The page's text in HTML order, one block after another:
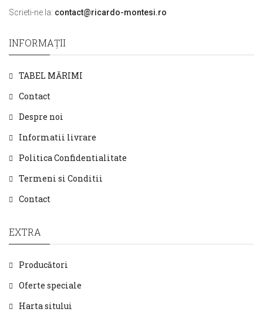
Scrieti-ne la: contact@ricardo-montesi.ro
INFORMAŢII
TABEL MĂRIMI
Contact
Despre noi
Informatii livrare
Politica Confidentialitate
Termeni si Conditii
Contact
EXTRA
Producători
Oferte speciale
Harta sitului